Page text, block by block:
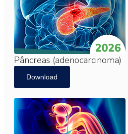
Pâncreas (adenocarcinoma)
Download